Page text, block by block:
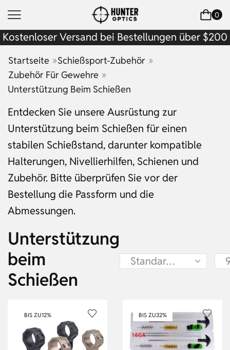
0
Kostenloser Versand bei Bestellungen über $200
Startseite »Schießsport-Zubehör »
Zubehör Für Gewehre »
Unterstützung Beim Schießen
Entdecken Sie unsere Ausrüstung zur
Unterstützung beim Schießen für einen
stabilen Schießstand, darunter kompatible
Halterungen, Nivellierhilfen, Schienen und
Zubehör. Bitte überprüfen Sie vor der
Bestellung die Passform und die
Abmessungen.
Unterstützung
beim
Schießen
BIS ZU12% BIS ZU32%